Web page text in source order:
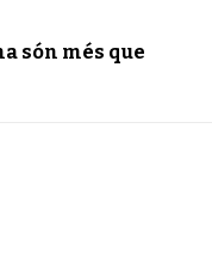
són més que